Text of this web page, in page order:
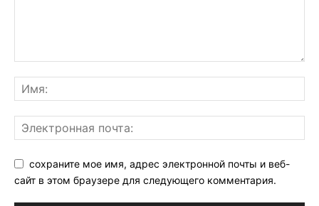
сохраните мое имя, адрес электронной почты и веб-
сайт в этом браузере для следующего комментария.